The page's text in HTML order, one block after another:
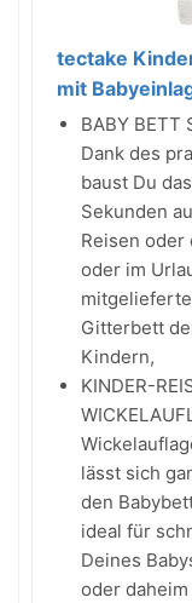
tectake
mit
BABY BETT
Dank des
baust Du
Sekunden
Reisen oder
oder im
Gitterbett
Kindern,
KINDER-
lässt sich
den
ideal für
Deines
oder